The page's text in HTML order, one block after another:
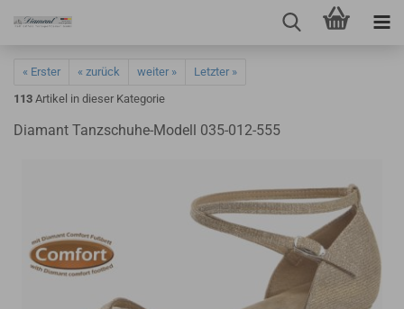
« Erster « zurück weiter »
Letzter »
113 Artikel in dieser Kategorie
Diamant Tanzschuhe-Modell 035-012-555